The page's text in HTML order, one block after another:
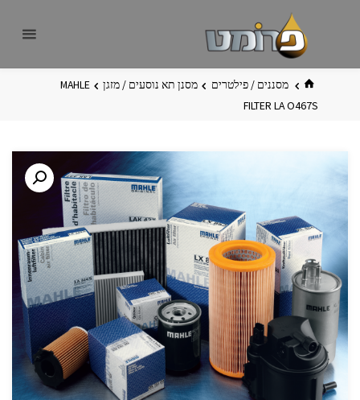
בית מסננים / פילטרים מסנן תא נוסעים / מזגן
MAHLE
FILTER LA O467S